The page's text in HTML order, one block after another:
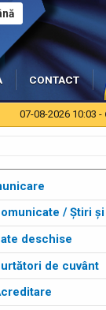
CONTACT
2026 10:03 -60
/ Știri
deschise
de cuvânt